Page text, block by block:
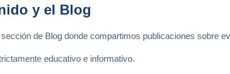
y el Blog
de Blog donde compartimos publicaciones sobre
educativo e informativo.